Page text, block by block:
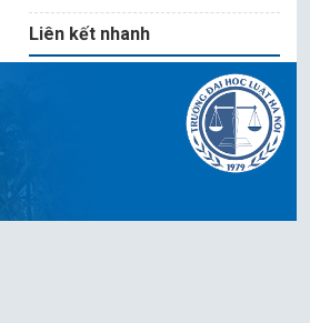
Liên kết nhanh